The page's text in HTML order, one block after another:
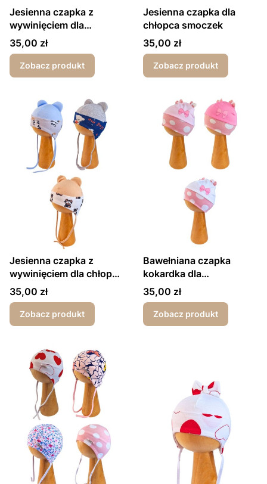
Jesienna czapka z
wywinięciem dla
dziewczynki kotek
Cena
35,00 zł
Zobacz produkt
Jesienna czapka dla
chłopca smoczek
Cena
35,00 zł
Zobacz produkt
Jesienna czapka z
wywinięciem dla chłopca
misie
Cena
35,00 zł
Zobacz produkt
Bawełniana czapka
kokardka dla
dziewczynki wiosna-
jesień
Cena
35,00 zł
Zobacz produkt